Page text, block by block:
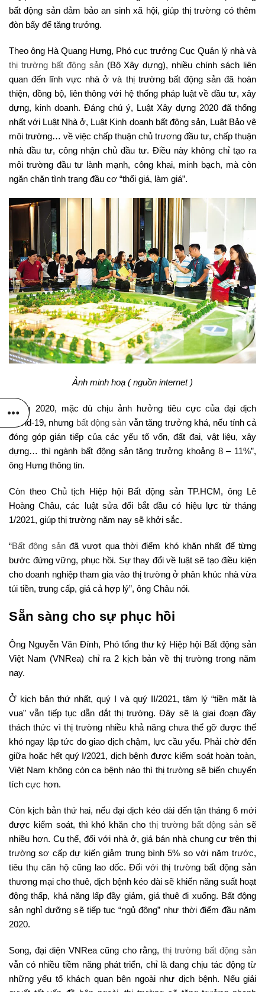
bất động sản đảm bảo an sinh xã hội, giúp thị trường có thêm
đòn bẩy để tăng trưởng.
Theo ông Hà Quang Hưng, Phó cục trưởng Cục Quản lý nhà và
thị trường bất động sản(Bộ Xây dựng), nhiều chính sách liên
quan đến lĩnh vực nhà ở và thị trường bất động sản đã hoàn
thiện, đồng bộ, liên thông với hệ thống pháp luật về đầu tư, xây
dựng, kinh doanh. Đáng chú ý, Luật Xây dựng 2020 đã thống
nhất với Luật Nhà ở, Luật Kinh doanh bất động sản, Luật Bảo vệ
môi trường… về việc chấp thuận chủ trương đầu tư, chấp thuận
nhà đầu tư, công nhận chủ đầu tư. Điều này không chỉ tạo ra
môi trường đầu tư lành mạnh, công khai, minh bạch, mà còn
ngăn chặn tình trạng đầu cơ “thổi giá, làm giá”.
Ảnh minh hoạ ( nguồn internet )
“Năm 2020, mặc dù chịu ảnh hưởng tiêu cực của đại dịch
Covid-19, nhưng bất động sản vẫn tăng trưởng khá, nếu tính cả
đóng góp gián tiếp của các yếu tố vốn, đất đai, vật liệu, xây
dựng… thì ngành bất động sản tăng trưởng khoảng 8 – 11%”,
ông Hưng thông tin.
Còn theo Chủ tịch Hiệp hội Bất động sản TP.HCM, ông Lê
Hoàng Châu, các luật sửa đổi bắt đầu có hiệu lực từ tháng
1/2021, giúp thị trường năm nay sẽ khởi sắc.
“Bất động sảnđã vượt qua thời điểm khó khăn nhất để từng
bước đứng vững, phục hồi. Sự thay đổi về luật sẽ tạo điều kiện
cho doanh nghiệp tham gia vào thị trường ở phân khúc nhà vừa
túi tiền, trung cấp, giá cả hợp lý”, ông Châu nói.
Sẵn sàng cho sự phục hồi
Ông Nguyễn Văn Đính, Phó tổng thư ký Hiệp hội Bất động sản
Việt Nam (VNRea) chỉ ra 2 kịch bản về thị trường trong năm
nay.
Ở kịch bản thứ nhất, quý I và quý II/2021, tâm lý “tiền mặt là
vua” vẫn tiếp tục dẫn dắt thị trường. Đây sẽ là giai đoạn đầy
thách thức vì thị trường nhiều khả năng chưa thể gỡ được thế
khó ngay lập tức do giao dịch chậm, lực cầu yếu. Phải chờ đến
giữa hoặc hết quý I/2021, dịch bệnh được kiểm soát hoàn toàn,
Việt Nam không còn ca bệnh nào thì thị trường sẽ biến chuyển
tích cực hơn.
Còn kịch bản thứ hai, nếu đại dịch kéo dài đến tận tháng 6 mới
được kiểm soát, thì khó khăn cho thị trường bất động sản sẽ
nhiều hơn. Cụ thể, đối với nhà ở, giá bán nhà chung cư trên thị
trường sơ cấp dự kiến giảm trung bình 5% so với năm trước,
tiêu thụ căn hộ cũng lao dốc. Đối với thị trường bất động sản
thương mại cho thuê, dịch bệnh kéo dài sẽ khiến năng suất hoạt
động thấp, khả năng lấp đầy giảm, giá thuê đi xuống. Bất động
sản nghỉ dưỡng sẽ tiếp tục “ngủ đông” như thời điểm đầu năm
2020.
Song, đại diện VNRea cũng cho rằng, thị trường bất động sản
vẫn có nhiều tiềm năng phát triển, chỉ là đang chịu tác động từ
những yếu tố khách quan bên ngoài như dịch bệnh. Nếu giải